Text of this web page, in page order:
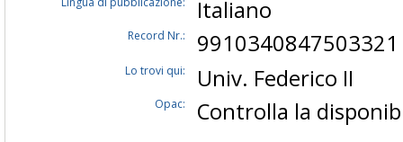
Italiano
Record Nr.: 9910340847503321
Lo trovi qui: Univ. Federico II
Opac: Controlla la